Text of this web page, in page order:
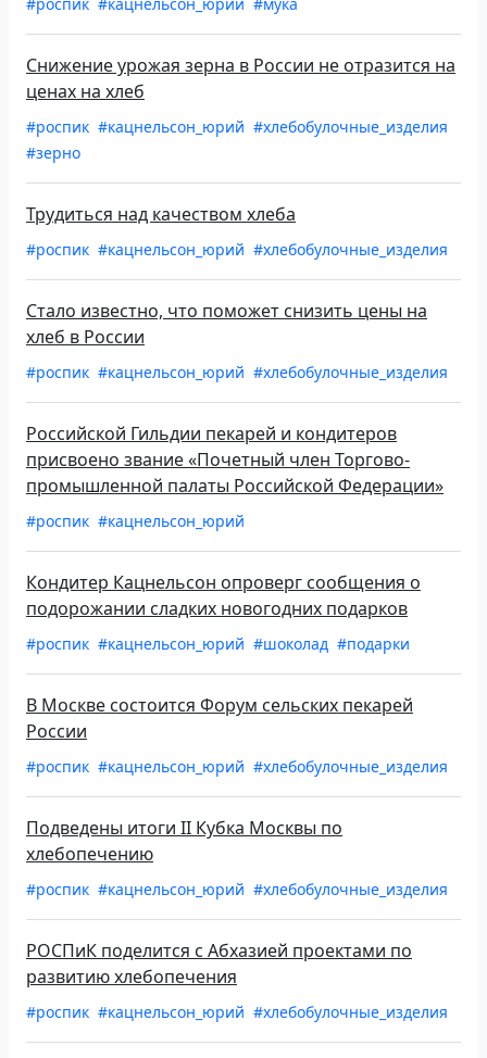
#роспик #кацнельсон_юрий #мука
Снижение урожая зерна в России не отразится на
ценах на хлеб
#роспик #кацнельсон_юрий #хлебобулочные_изделия
#зерно
Трудиться над качеством хлеба
#роспик #кацнельсон_юрий #хлебобулочные_изделия
Стало известно, что поможет снизить цены на
хлеб в России
#роспик #кацнельсон_юрий #хлебобулочные_изделия
Российской Гильдии пекарей и кондитеров
присвоено звание «Почетный член Торгово-
промышленной палаты Российской Федерации»
#роспик #кацнельсон_юрий
Кондитер Кацнельсон опроверг сообщения о
подорожании сладких новогодних подарков
#роспик #кацнельсон_юрий #шоколад #подарки
В Москве состоится Форум сельских пекарей
России
#роспик #кацнельсон_юрий #хлебобулочные_изделия
Подведены итоги II Кубка Москвы по
хлебопечению
#роспик #кацнельсон_юрий #хлебобулочные_изделия
РОСПиК поделится с Абхазией проектами по
развитию хлебопечения
#роспик #кацнельсон_юрий #хлебобулочные_изделия